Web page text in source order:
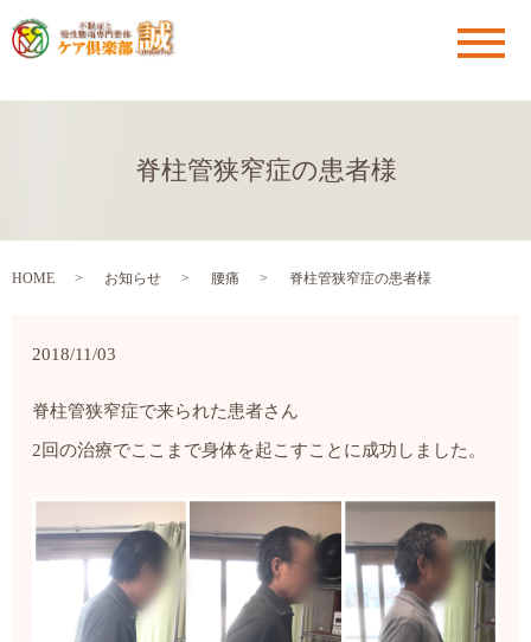
メ
脊柱管狭窄症の患者様
HOME お知らせ 腰痛 脊柱管狭窄症の患者様
2018/11/03
脊柱管狭窄症で来られた患者さん
2回の治療でここまで身体を起こすことに成功しました。